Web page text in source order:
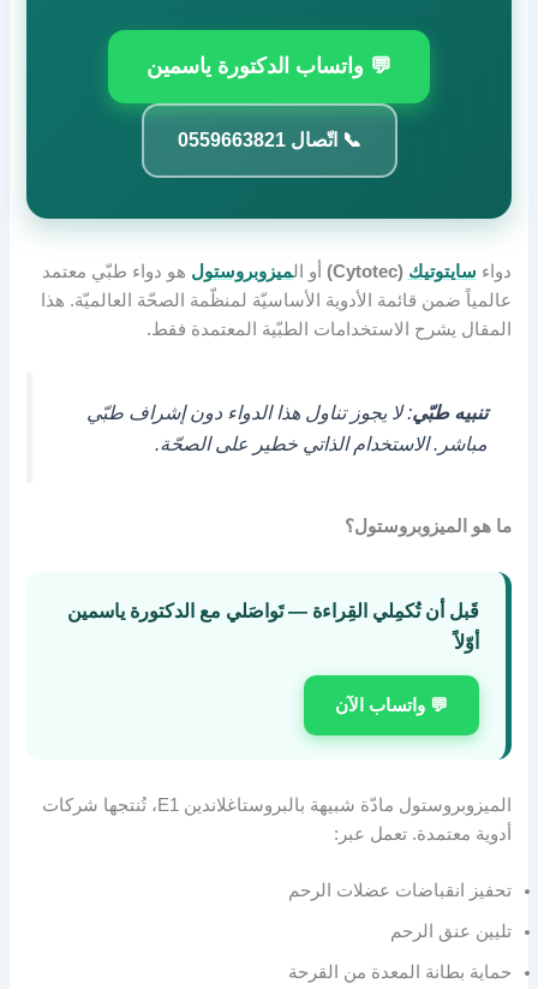
💬 واتساب الدكتورة ياسمين
📞 اتّصال 0559663821
دواء سايتوتيك (Cytotec) أو الميزوبروستول هو دواء طبّي معتمد
عالمياً ضمن قائمة الأدوية الأساسيّة لمنظّمة الصحّة العالميّة. هذا
المقال يشرح الاستخدامات الطبّية المعتمدة فقط.
تنبيه طبّي: لا يجوز تناول هذا الدواء دون إشراف طبّي
مباشر. الاستخدام الذاتي خطير على الصحّة.
ما هو الميزوبروستول؟
قَبل أن تُكمِلي القِراءة — تَواصَلي مع الدكتورة ياسمين
أوّلاً
💬 واتساب الآن
الميزوبروستول مادّة شبيهة بالبروستاغلاندين E1، تُنتجها شركات
أدوية معتمدة. تعمل عبر:
تحفيز انقباضات عضلات الرحم
تليين عنق الرحم
حماية بطانة المعدة من القرحة